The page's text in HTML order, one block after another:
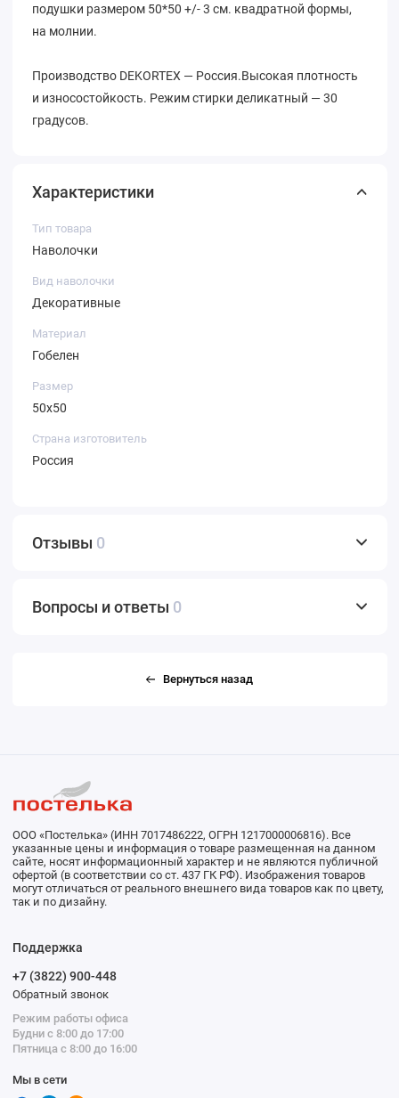
подушки размером 50*50 +/- 3 см. квадратной формы,
на молнии.
Производство DEKORTEX — Россия.Высокая плотность
и износостойкость. Режим стирки деликатный — 30
градусов.
Характеристики
Тип товара
Наволочки
Вид наволочки
Декоративные
Материал
Гобелен
Размер
50х50
Страна изготовитель
Россия
Отзывы 0
Вопросы и ответы 0
Вернуться назад
ООО «Постелька» (ИНН 7017486222, ОГРН 1217000006816). Все
указанные цены и информация о товаре размещенная на данном
сайте, носят информационный характер и не являются публичной
офертой (в соответствии со ст. 437 ГК РФ). Изображения товаров
могут отличаться от реального внешнего вида товаров как по цвету,
так и по дизайну.
Поддержка
+7 (3822) 900-448
Обратный звонок
Режим работы офиса
Будни с 8:00 до 17:00
Пятница с 8:00 до 16:00
Мы в сети